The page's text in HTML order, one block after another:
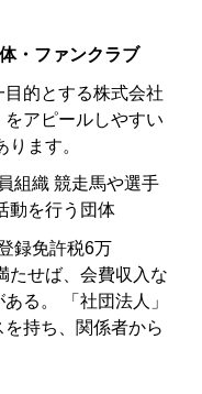
・ファンクラブ
的とする株式会社
アピールしやすい
ます。
組織 競走馬や選手
動を行う団体
録免許税6万
たせば、会費収入な
る。 「社団法人」
持ち、関係者から